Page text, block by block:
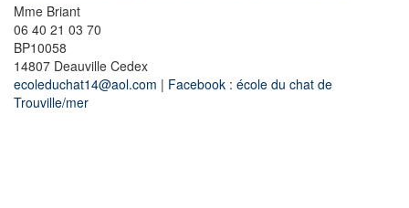
Mme Briant
06 40 21 03 70
BP10058
14807 Deauville Cedex
ecoleduchat14@aol.com | Facebook : école du chat de
Trouville/mer